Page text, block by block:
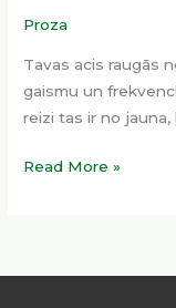
Proza
Tavas acis raugās
gaismu un
reizi tas ir no
Read More »